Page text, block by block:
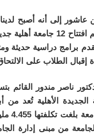
تقدم برامج دراسية
إقبال الطلاب على
ناصر مندور القائم
الجديدة الأهلية تُعد